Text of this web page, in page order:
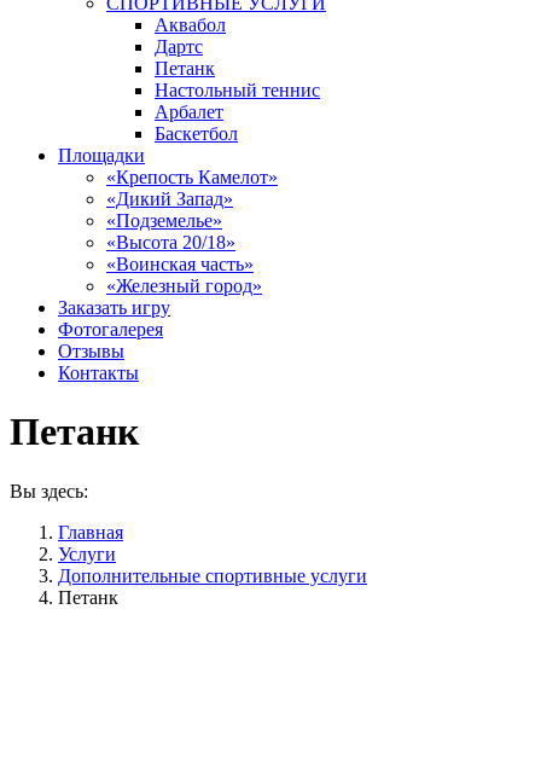
Аквабол
Дартс
Петанк
Настольный теннис
Арбалет
Баскетбол
Площадки
«Крепость Камелот»
«Дикий Запад»
«Подземелье»
«Высота 20/18»
«Воинская часть»
«Железный город»
Заказать игру
Фотогалерея
Отзывы
Контакты
Петанк
Вы здесь:
Главная
Услуги
Дополнительные спортивные услуги
Петанк